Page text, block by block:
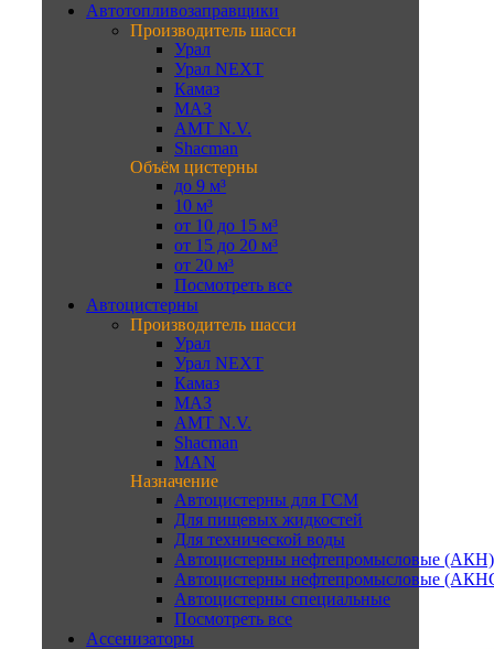
Автотопливозаправщики
Производитель шасси
Урал
Урал NEXT
Камаз
МАЗ
AMT N.V.
Shacman
Объём цистерны
до 9 м³
10 м³
от 10 до 15 м³
от 15 до 20 м³
от 20 м³
Посмотреть все
Автоцистерны
Производитель шасси
Урал
Урал NEXT
Камаз
МАЗ
AMT N.V.
Shacman
MAN
Назначение
Автоцистерны для ГСМ
Для пищевых жидкостей
Для технической воды
Автоцистерны нефтепромысловые (АКН)
Автоцистерны нефтепромысловые
Автоцистерны специальные
Посмотреть все
Ассенизаторы